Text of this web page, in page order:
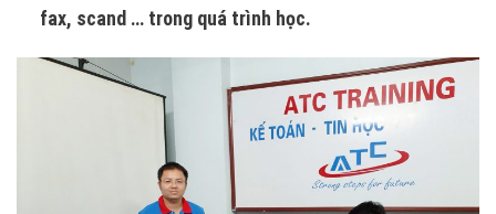
fax, scand … trong quá trình học.